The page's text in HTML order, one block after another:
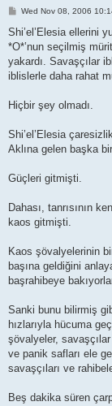
P
s
Wed Nov 08, 2006
Shi’el’Elesia ellerini
*O*’nun seçilmiş
yakardı. Savaşçılar
iblislerle daha rahat
Hiçbir şey olmadı.
Shi’el’Elesia
Aklına gelen başka
Güçleri gitmişti.
Dahası, tanrısının
kaos gitmişti.
Kaos şövalyelerinin
başına geldiğini
başrahibeye
Sanki bunu bilirmiş
hızlarıyla hücuma
şövalyeler,
ve panik safları ele
savaşçıları ve
Beş dakika süren